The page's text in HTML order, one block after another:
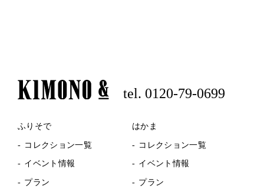
tel. 0120-79-0699
ふりそで
コレクション一覧
イベント情報
プラン
はかま
コレクション一覧
イベント情報
プラン